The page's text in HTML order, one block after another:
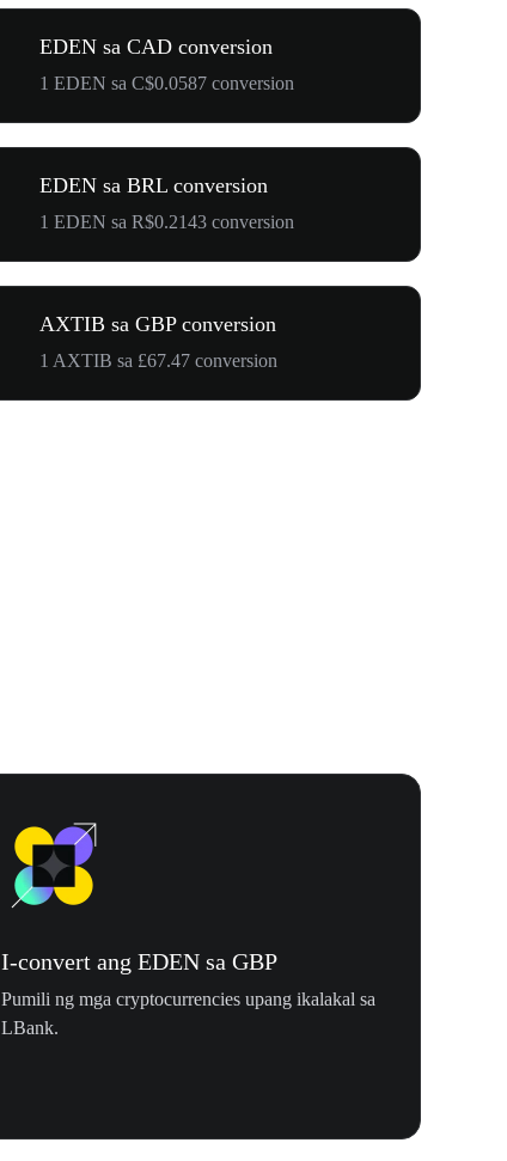
EDEN sa CAD conversion
1 EDEN sa C$0.0587 conversion
EDEN sa BRL conversion
1 EDEN sa R$0.2143 conversion
AXTIB sa GBP conversion
1 AXTIB sa £67.47 conversion
I-convert ang EDEN sa GBP
Pumili ng mga cryptocurrencies upang ikalakal sa
LBank.